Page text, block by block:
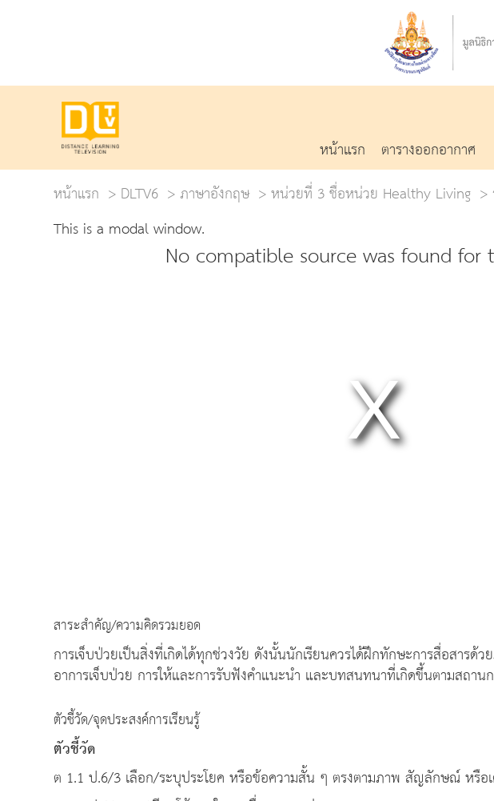
หน้าแรก ตารางออกอากาศ
หน้าแรก
DLTV6 ภาษาอังกฤษ หน่วยที่ 3 ชื่อหน่วย Healthy Living
This is a modal window.
No compatible source was found for
สาระสำคัญ/ความคิดรวมยอด
การเจ็บป่วยเป็นสิ่งที่เกิดได้ทุกช่วงวัย ดังนั้นนักเรียนควรได้ฝึกทักษะการสื่อสารด้
อาการเจ็บป่วย การให้และการรับฟังคำแนะนำ และบทสนทนาที่เกิดขึ้นตามสถา
ตัวชี้วัด/จุดประสงค์การเรียนรู้
ตัวชี้วัด
ต 1.1 ป.6/3 เลือก/ระบุประโยค หรือข้อความสั้น ๆ ตรงตามภาพ สัญลักษณ์ หรือ